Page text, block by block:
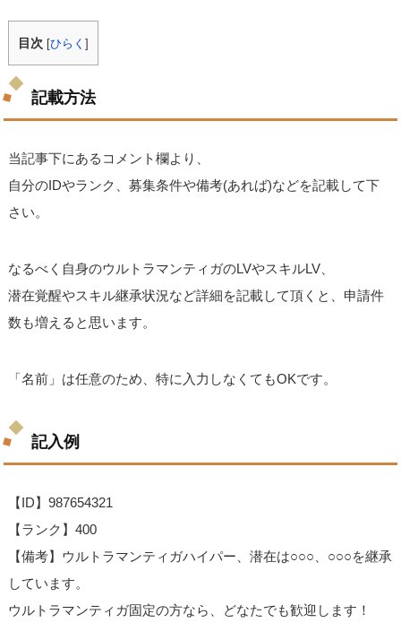
目次 [ひらく]
記載方法
当記事下にあるコメント欄より、
自分のIDやランク、募集条件や備考(あれば)などを記載して下
さい。
なるべく自身のウルトラマンティガのLVやスキルLV、
潜在覚醒やスキル継承状況など詳細を記載して頂くと、申請件
数も増えると思います。
「名前」は任意のため、特に入力しなくてもOKです。
記入例
【ID】987654321
【ランク】400
【備考】ウルトラマンティガハイパー、潜在は○○○、○○○を継承
しています。
ウルトラマンティガ固定の方なら、どなたでも歓迎します！